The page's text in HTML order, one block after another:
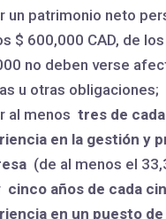
un patrimonio neto
$ 600,000 CAD, de
no deben verse
u otras obligaciones;
al menos tres de
en la gestión y
(de al menos el
cinco años de cada
en un puesto